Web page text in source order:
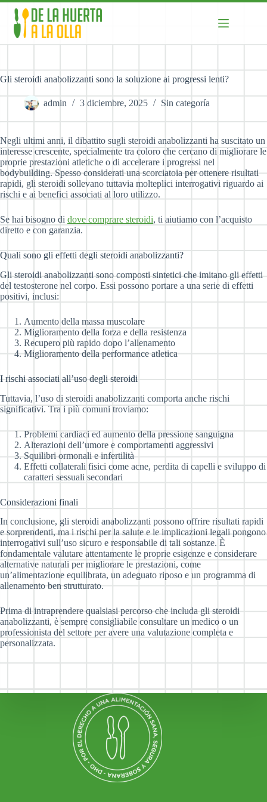
Skip
content
Gli steroidi anabolizzanti sono la soluzione ai progressi lenti?
admin 3 diciembre, 2025 Sin categoría
Negli ultimi anni, il dibattito sugli steroidi anabolizzanti ha suscitato un
interesse crescente, specialmente tra coloro che cercano di migliorare le
proprie prestazioni atletiche o di accelerare i progressi nel
bodybuilding. Spesso considerati una scorciatoia per ottenere risultati
rapidi, gli steroidi sollevano tuttavia molteplici interrogativi riguardo ai
rischi e ai benefici associati al loro utilizzo.
Se hai bisogno di dove comprare steroidi, ti aiutiamo con l’acquisto
diretto e con garanzia.
Quali sono gli effetti degli steroidi anabolizzanti?
Gli steroidi anabolizzanti sono composti sintetici che imitano gli effetti
del testosterone nel corpo. Essi possono portare a una serie di effetti
positivi, inclusi:
Aumento della massa muscolare
Miglioramento della forza e della resistenza
Recupero più rapido dopo l’allenamento
Miglioramento della performance atletica
I rischi associati all’uso degli steroidi
Tuttavia, l’uso di steroidi anabolizzanti comporta anche rischi
significativi. Tra i più comuni troviamo:
Problemi cardiaci ed aumento della pressione sanguigna
Alterazioni dell’umore e comportamenti aggressivi
Squilibri ormonali e infertilità
Effetti collaterali fisici come acne, perdita di capelli e sviluppo di
caratteri sessuali secondari
Considerazioni finali
In conclusione, gli steroidi anabolizzanti possono offrire risultati rapidi
e sorprendenti, ma i rischi per la salute e le implicazioni legali pongono
interrogativi sull’uso sicuro e responsabile di tali sostanze. È
fondamentale valutare attentamente le proprie esigenze e considerare
alternative naturali per migliorare le prestazioni, come
un’alimentazione equilibrata, un adeguato riposo e un programma di
allenamento ben strutturato.
Prima di intraprendere qualsiasi percorso che includa gli steroidi
anabolizzanti, è sempre consigliabile consultare un medico o un
professionista del settore per avere una valutazione completa e
personalizzata.